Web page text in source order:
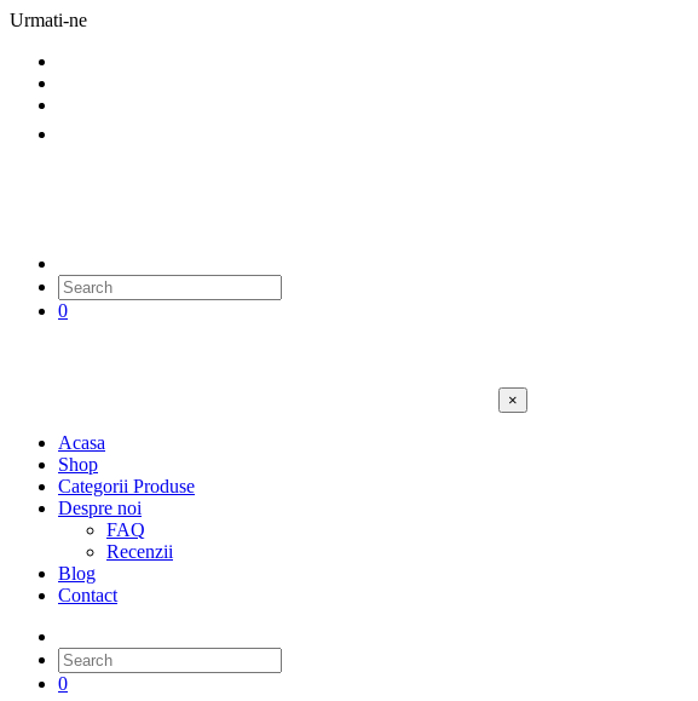
Urmati-ne
0
×
Acasa
Shop
Categorii Produse
Despre noi
FAQ
Recenzii
Blog
Contact
0